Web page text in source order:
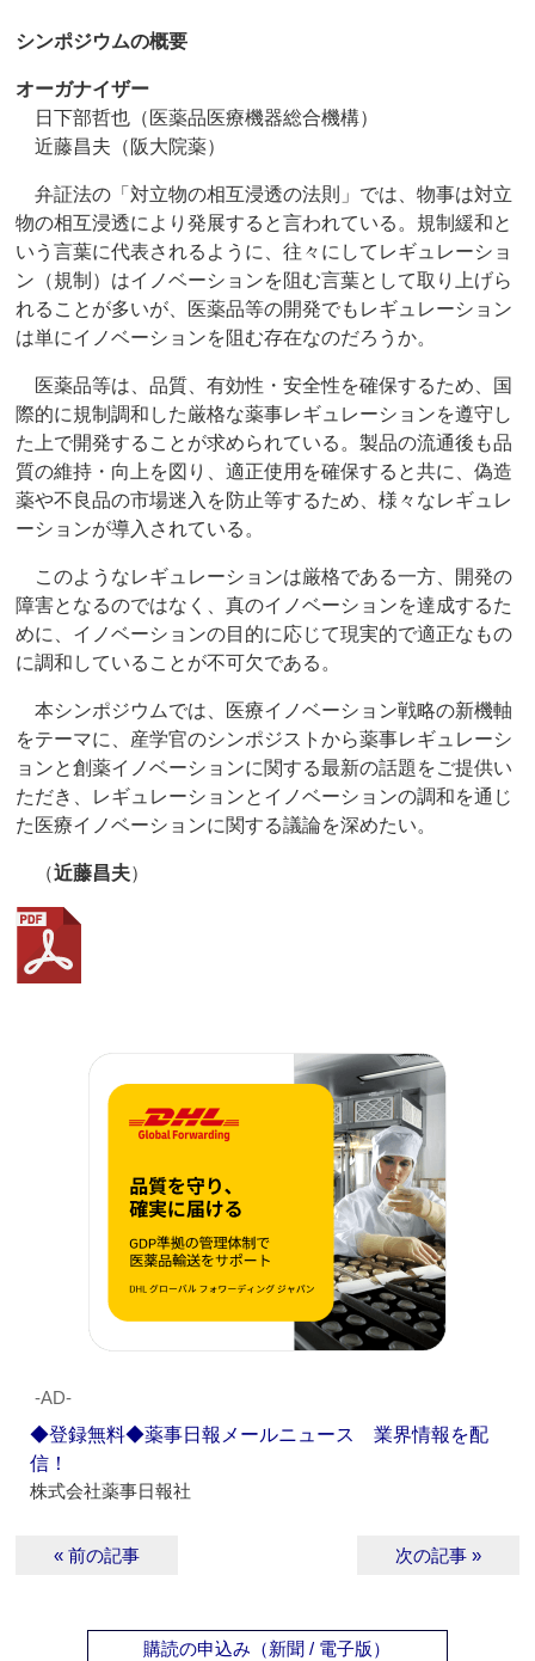
シンポジウムの概要
オーガナイザー
日下部哲也（医薬品医療機器総合機構）
近藤昌夫（阪大院薬）
弁証法の「対立物の相互浸透の法則」では、物事は対立
物の相互浸透により発展すると言われている。規制緩和と
いう言葉に代表されるように、往々にしてレギュレーショ
ン（規制）はイノベーションを阻む言葉として取り上げら
れることが多いが、医薬品等の開発でもレギュレーション
は単にイノベーションを阻む存在なのだろうか。
医薬品等は、品質、有効性・安全性を確保するため、国
際的に規制調和した厳格な薬事レギュレーションを遵守し
た上で開発することが求められている。製品の流通後も品
質の維持・向上を図り、適正使用を確保すると共に、偽造
薬や不良品の市場迷入を防止等するため、様々なレギュレ
ーションが導入されている。
このようなレギュレーションは厳格である一方、開発の
障害となるのではなく、真のイノベーションを達成するた
めに、イノベーションの目的に応じて現実的で適正なもの
に調和していることが不可欠である。
本シンポジウムでは、医療イノベーション戦略の新機軸
をテーマに、産学官のシンポジストから薬事レギュレーシ
ョンと創薬イノベーションに関する最新の話題をご提供い
ただき、レギュレーションとイノベーションの調和を通じ
た医療イノベーションに関する議論を深めたい。
（近藤昌夫）
‐AD‐
◆登録無料◆薬事日報メールニュース 業界情報を配
信！
株式会社薬事日報社
« 前の記事 次の記事 »
購読の申込み（新聞 / 電子版）